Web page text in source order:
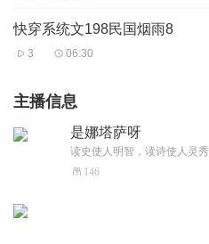
快穿系统文198民国烟雨8
3 06:30
主播信息
是娜塔萨呀
146